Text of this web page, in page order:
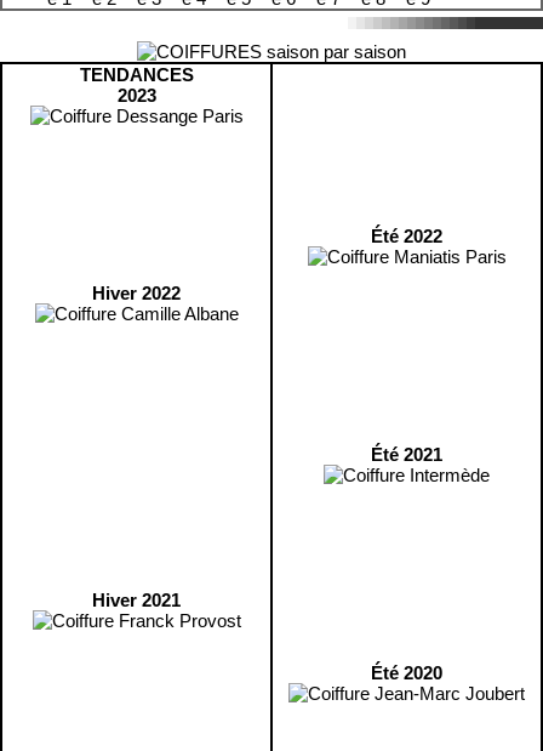
TENDANCES
2023
Hiver 2022
Hiver 2021
Été 2022
Été 2021
Été 2020